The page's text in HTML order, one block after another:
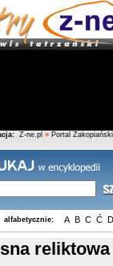
Z-ne.pl » Portal Zakopiański
alfabetycznie: A B C Ć D